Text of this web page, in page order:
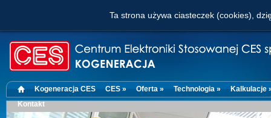
Kogeneracja CES CES » Oferta » Technologia »
Kalkulacje
Kontakt
Ta strona używa ciasteczek (cookies),